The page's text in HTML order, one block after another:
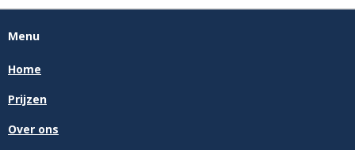
Menu
Home
Prijzen
Over ons